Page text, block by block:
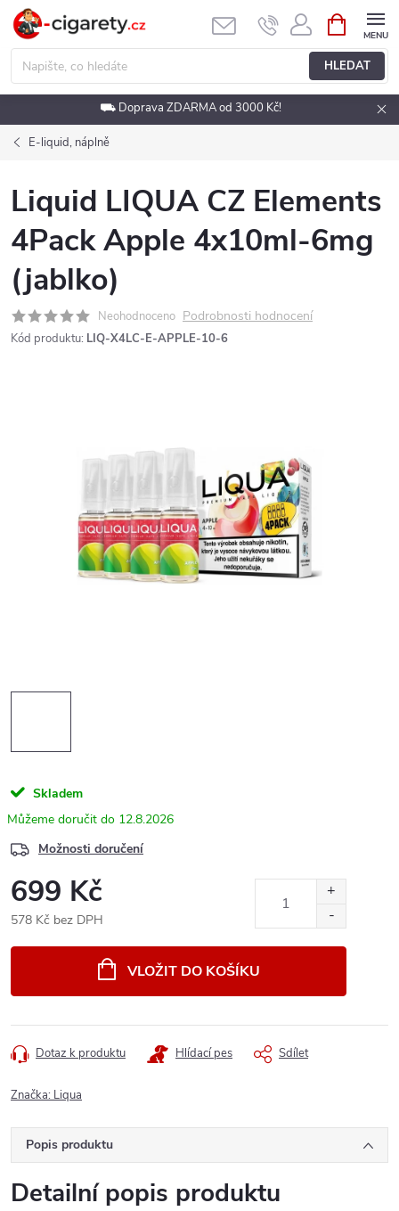
Přejít
obsah
HLEDAT
NÁKUPNÍ
KOŠÍK
⛟ Doprava ZDARMA od 3000 Kč!
E-liquid, náplně
Liquid LIQUA CZ Elements
4Pack Apple 4x10ml-6mg
(jablko)
Neohodnoceno Podrobnosti hodnocení
Kód produktu: LIQ-X4LC-E-APPLE-10-6
Skladem
12.8.2026
Možnosti doručení
699 Kč
578 Kč bez DPH
VLOŽIT DO KOŠÍKU
Dotaz k produktu Hlídací pes Sdílet
Značka: Liqua
Popis produktu
Detailní popis produktu